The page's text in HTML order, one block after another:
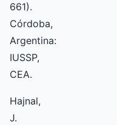
661).
Córdoba,
Argentina:
IUSSP,
CEA.
Hajnal,
J.